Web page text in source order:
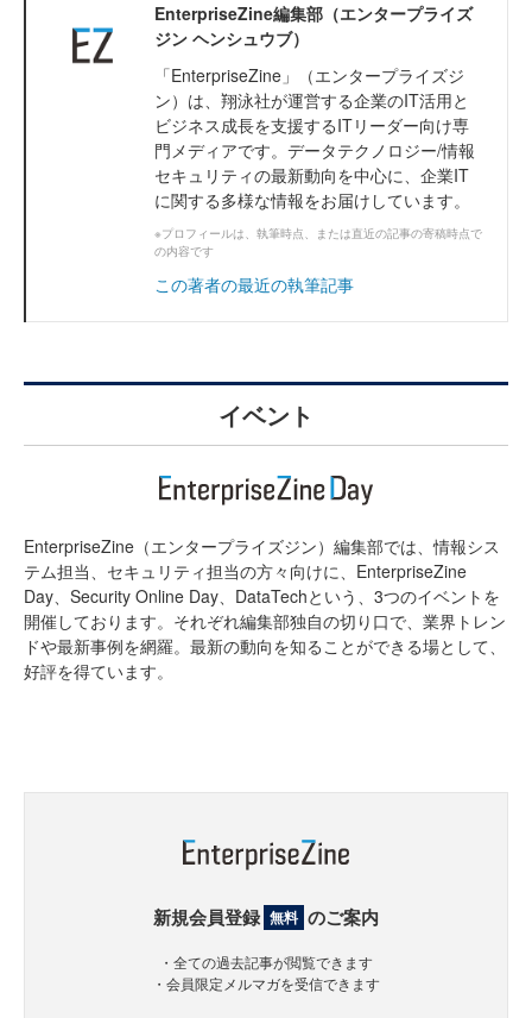
EnterpriseZine編集部（エンタープライズ
ジン ヘンシュウブ）
「EnterpriseZine」（エンタープライズジ
ン）は、翔泳社が運営する企業のIT活用と
ビジネス成長を支援するITリーダー向け専
門メディアです。データテクノロジー/情報
セキュリティの最新動向を中心に、企業IT
に関する多様な情報をお届けしています。
※プロフィールは、執筆時点、または直近の記事の寄稿時点で
の内容です
この著者の最近の執筆記事
イベント
EnterpriseZine（エンタープライズジン）編集部では、情報シス
テム担当、セキュリティ担当の方々向けに、EnterpriseZine
Day、Security Online Day、DataTechという、3つのイベントを
開催しております。それぞれ編集部独自の切り口で、業界トレン
ドや最新事例を網羅。最新の動向を知ることができる場として、
好評を得ています。
新規会員登録 無料 のご案内
・全ての過去記事が閲覧できます
・会員限定メルマガを受信できます